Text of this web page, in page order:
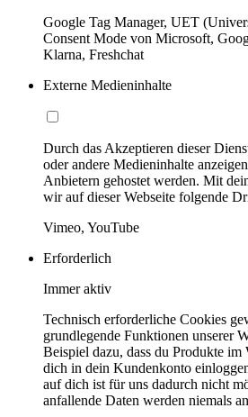
Google Tag Manager, UET
Consent Mode von Microsoft,
Klarna, Freshchat
Externe Medieninhalte
Durch das Akzeptieren dieser
oder andere Medieninhalte
Anbietern gehostet werden. Mit
wir auf dieser Webseite folgende
Vimeo, YouTube
Erforderlich
Immer aktiv
Technisch erforderliche Cookies
grundlegende Funktionen unserer
Beispiel dazu, dass du Produkte im
dich in dein Kundenkonto
auf dich ist für uns dadurch nicht
anfallende Daten werden niemals